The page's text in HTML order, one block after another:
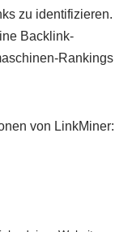
zu identifizieren.
Backlink-
Rankings
von LinkMiner: